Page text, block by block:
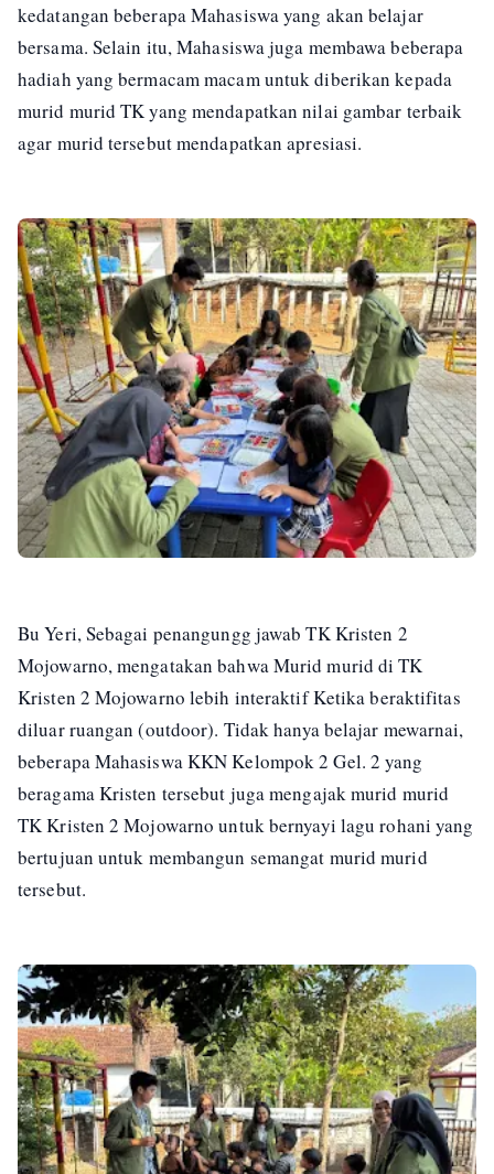
kedatangan beberapa Mahasiswa yang akan belajar
bersama. Selain itu, Mahasiswa juga membawa beberapa
hadiah yang bermacam macam untuk diberikan kepada
murid murid TK yang mendapatkan nilai gambar terbaik
agar murid tersebut mendapatkan apresiasi.
Bu Yeri, Sebagai penangungg jawab TK Kristen 2
Mojowarno, mengatakan bahwa Murid murid di TK
Kristen 2 Mojowarno lebih interaktif Ketika beraktifitas
diluar ruangan (outdoor). Tidak hanya belajar mewarnai,
beberapa Mahasiswa KKN Kelompok 2 Gel. 2 yang
beragama Kristen tersebut juga mengajak murid murid
TK Kristen 2 Mojowarno untuk bernyayi lagu rohani yang
bertujuan untuk membangun semangat murid murid
tersebut.